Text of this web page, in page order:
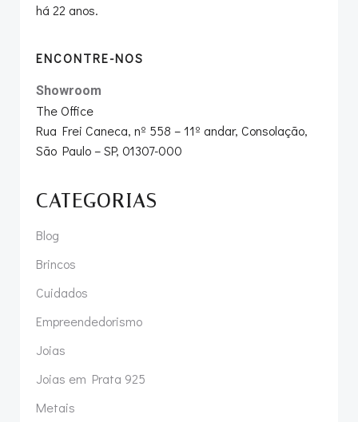
há 22 anos.
ENCONTRE-NOS
Showroom
The Office
Rua Frei Caneca, nº 558 – 11º andar, Consolação,
São Paulo – SP, 01307-000
CATEGORIAS
Blog
Brincos
Cuidados
Empreendedorismo
Joias
Joias em Prata 925
Metais